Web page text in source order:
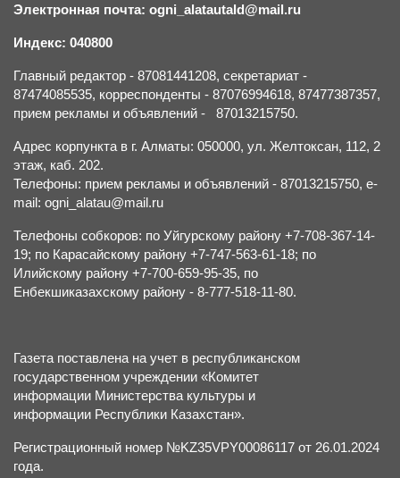
Электронная почта: ogni_alatautald@mail.ru
Индекс: 040800
Главный редактор - 87081441208, секретариат -
87474085535, корреспонденты - 87076994618, 87477387357,
прием рекламы и объявлений - 87013215750.
Адрес корпункта в г. Алматы: 050000, ул. Желтоксан, 112, 2
этаж, каб. 202.
Телефоны: прием рекламы и объявлений - 87013215750, e-
mail: ogni_alatau@mail.ru
Телефоны собкоров: по Уйгурскому району +7-708-367-14-
19; по Карасайскому району +7-747-563-61-18; по
Илийскому району +7-700-659-95-35, по
Енбекшиказахскому району - 8-777-518-11-80.
Газета поставлена на учет в республиканском
государственном учреждении «Комитет
информации Министерства культуры и
информации Республики Казахстан».
Регистрационный номер №KZ35VPY00086117 от 26.01.2024
года.